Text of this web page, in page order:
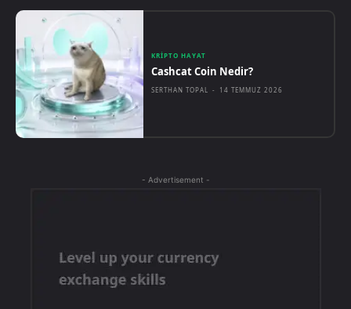
KRIPTO HAYAT
Cashcat Coin Nedir?
SERTHAN TOPAL - 14 TEMMUZ 2026
- Advertisement -